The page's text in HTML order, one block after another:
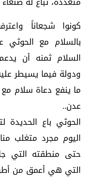
كونوا شجعاناً
بالسلام مع
السلام ثمنه أن
ودولة فيما يسيطر
ما ينفع دعاة سلام
عدن..
الحوثي باع الحديدة
اليوم مجرد متغلب
حتى منطقته التي
التي هي أعمق من